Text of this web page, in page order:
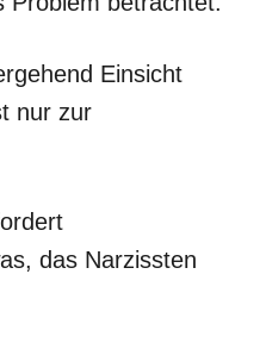
Einsicht
nur zur
das Narzissten